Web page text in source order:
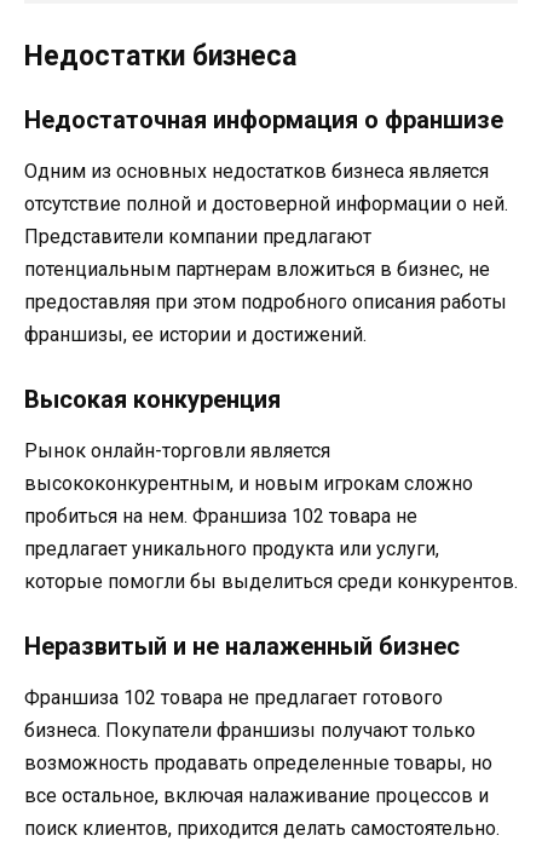
Недостатки бизнеса
Недостаточная информация о франшизе
Одним из основных недостатков бизнеса является
отсутствие полной и достоверной информации о ней.
Представители компании предлагают
потенциальным партнерам вложиться в бизнес, не
предоставляя при этом подробного описания работы
франшизы, ее истории и достижений.
Высокая конкуренция
Рынок онлайн-торговли является
высококонкурентным, и новым игрокам сложно
пробиться на нем. Франшиза 102 товара не
предлагает уникального продукта или услуги,
которые помогли бы выделиться среди конкурентов.
Неразвитый и не налаженный бизнес
Франшиза 102 товара не предлагает готового
бизнеса. Покупатели франшизы получают только
возможность продавать определенные товары, но
все остальное, включая налаживание процессов и
поиск клиентов, приходится делать самостоятельно.